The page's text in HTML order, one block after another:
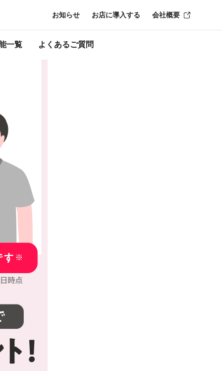
一覧 よくあるご質問
お知らせ お店に導入する 会社概要